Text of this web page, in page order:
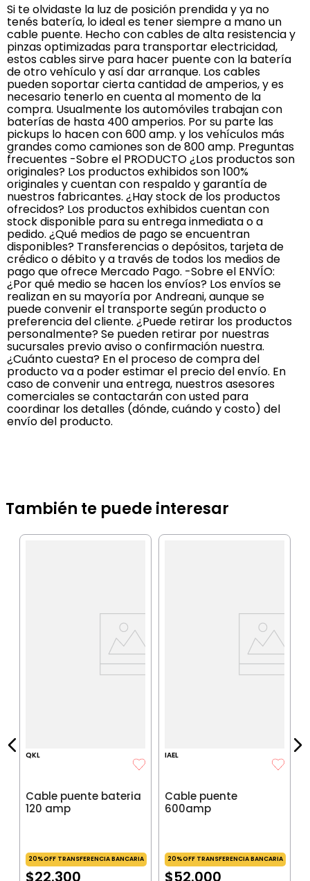
Si te olvidaste la luz de posición prendida y ya no
tenés batería, lo ideal es tener siempre a mano un
cable puente. Hecho con cables de alta resistencia y
pinzas optimizadas para transportar electricidad,
estos cables sirve para hacer puente con la batería
de otro vehículo y así dar arranque. Los cables
pueden soportar cierta cantidad de amperios, y es
necesario tenerlo en cuenta al momento de la
compra. Usualmente los automóviles trabajan con
baterías de hasta 400 amperios. Por su parte las
pickups lo hacen con 600 amp. y los vehículos más
grandes como camiones son de 800 amp. Preguntas
frecuentes -Sobre el PRODUCTO ¿Los productos son
originales? Los productos exhibidos son 100%
originales y cuentan con respaldo y garantía de
nuestros fabricantes. ¿Hay stock de los productos
ofrecidos? Los productos exhibidos cuentan con
stock disponible para su entrega inmediata o a
pedido. ¿Qué medios de pago se encuentran
disponibles? Transferencias o depósitos, tarjeta de
crédico o débito y a través de todos los medios de
pago que ofrece Mercado Pago. -Sobre el ENVÍO:
¿Por qué medio se hacen los envíos? Los envíos se
realizan en su mayoría por Andreani, aunque se
puede convenir el transporte según producto o
preferencia del cliente. ¿Puede retirar los productos
personalmente? Se pueden retirar por nuestras
sucursales previo aviso o confirmación nuestra.
¿Cuánto cuesta? En el proceso de compra del
producto va a poder estimar el precio del envío. En
caso de convenir una entrega, nuestros asesores
comerciales se contactarán con usted para
coordinar los detalles (dónde, cuándo y costo) del
envío del producto.
También te puede interesar
QKL
Cable puente bateria
120 amp
20%OFF TRANSFERENCIA BANCARIA
$22.300
IAEL
Cable puente
600amp
20%OFF TRANSFERENCIA BANCARIA
$52.000